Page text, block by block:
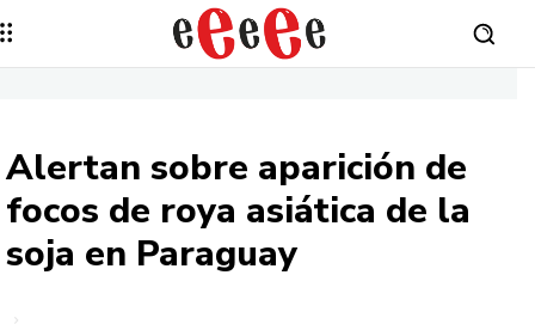
Alertan sobre aparición de
focos de roya asiática de la
soja en Paraguay